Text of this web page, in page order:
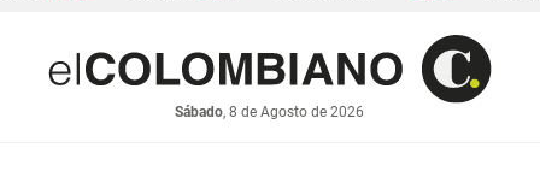
Sábado, 8 de Agosto de 2026